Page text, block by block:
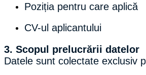
Poziția pentru care aplică
CV-ul aplicantului
3. Scopul prelucrării datelor
Datele sunt colectate exclusiv